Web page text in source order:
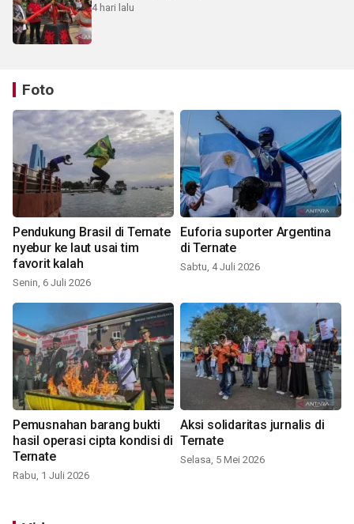
4 hari lalu
Foto
Pendukung Brasil di Ternate
nyebur ke laut usai tim
favorit kalah
Senin, 6 Juli 2026
Euforia suporter Argentina
di Ternate
Sabtu, 4 Juli 2026
Pemusnahan barang bukti
hasil operasi cipta kondisi di
Ternate
Rabu, 1 Juli 2026
Aksi solidaritas jurnalis di
Ternate
Selasa, 5 Mei 2026